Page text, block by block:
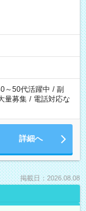
～50代活躍中 / 副
量募集 / 電話対応な
詳細へ
掲載日：2026.08.08